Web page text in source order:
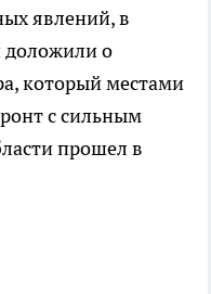
явлений, в
о
который местами
с сильным
прошел в